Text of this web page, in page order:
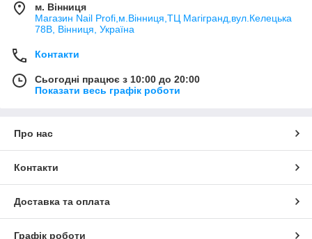
м. Вінниця
Магазин Nail Profi,м.Вінниця,ТЦ Магігранд,вул.Келецька
78В, Вінниця, Україна
Контакти
Сьогодні працює з 10:00 до 20:00
Показати весь графік роботи
Про нас
Контакти
Доставка та оплата
Графік роботи